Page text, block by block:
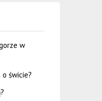
w
świcie?